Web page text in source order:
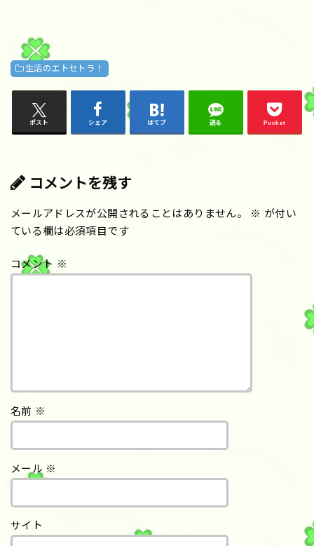
生活のエトセトラ！
ポスト シェア はてブ 送る Pocket
コメントを残す
メールアドレスが公開されることはありません。 ※ が付い
ている欄は必須項目です
コメント ※
名前 ※
メール ※
サイト